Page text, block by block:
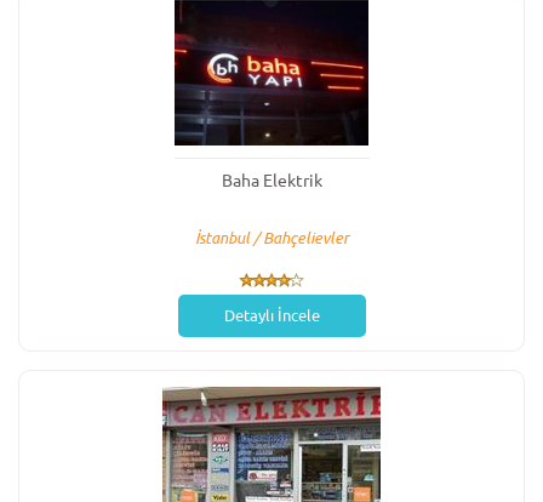
Baha Elektrik
İstanbul / Bahçelievler
Detaylı İncele